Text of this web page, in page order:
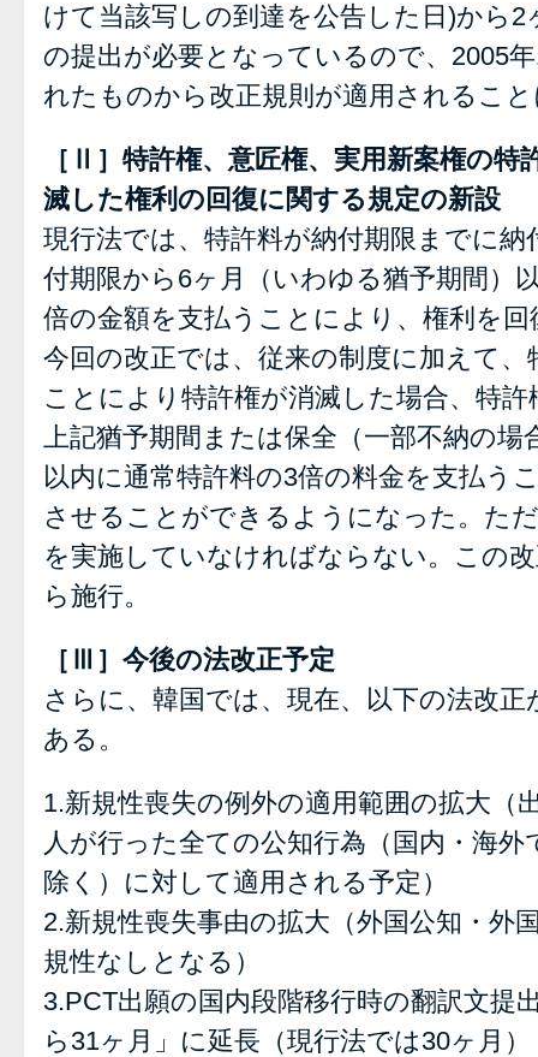
けて当該写しの到達を公告した日)から2
の提出が必要となっているので、2005
れたものから改正規則が適用されるこ
［Ⅱ］特許権、意匠権、実用新案権の特
滅した権利の回復に関する規定の新設
現行法では、特許料が納付期限までに
付期限から6ヶ月（いわゆる猶予期間）
倍の金額を支払うことにより、権利を
今回の改正では、従来の制度に加えて
ことにより特許権が消滅した場合、特
上記猶予期間または保全（一部不納の場
以内に通常特許料の3倍の料金を支払う
させることができるようになった。た
を実施していなければならない。この
ら施行。
［Ⅲ］今後の法改正予定
さらに、韓国では、現在、以下の法改
ある。
1.新規性喪失の例外の適用範囲の拡大（
人が行った全ての公知行為（国内・海
除く）に対して適用される予定）
2.新規性喪失事由の拡大（外国公知・外
規性なしとなる）
3.PCT出願の国内段階移行時の翻訳文提
ら31ヶ月」に延長（現行法では30ヶ月）